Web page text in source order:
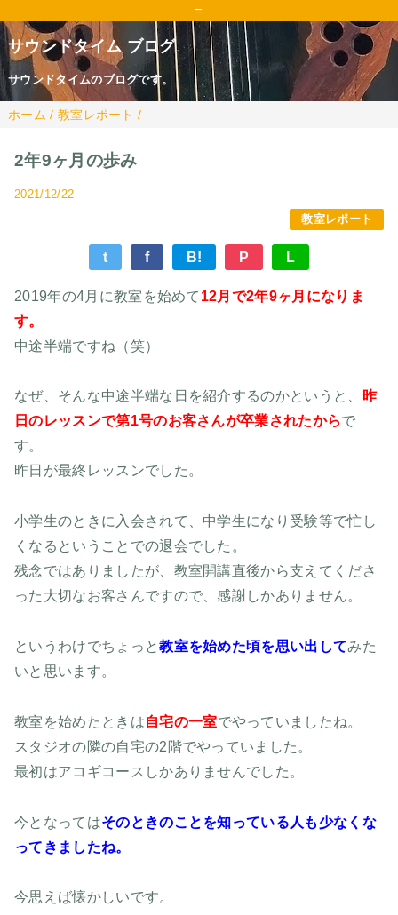
=
サウンドタイム ブログ
サウンドタイムのブログです。
ホーム / 教室レポート /
2年9ヶ月の歩み
2021/12/22
教室レポート
t f B! P L
2019年の4月に教室を始めて 12月で2年9ヶ月になりま
す。
中途半端ですね（笑）
なぜ、そんな中途半端な日を紹介するのかというと、 昨
日のレッスンで第1号のお客さんが卒業されたからで
す。
昨日が最終レッスンでした。
小学生のときに入会されて、中学生になり受験等で忙し
くなるということでの退会でした。
残念ではありましたが、教室開講直後から支えてくださ
った大切なお客さんですので、感謝しかありません。
というわけでちょっと教室を始めた頃を思い出してみた
いと思います。
教室を始めたときは自宅の一室でやっていましたね。
スタジオの隣の自宅の2階でやっていました。
最初はアコギコースしかありませんでした。
今となってはそのときのことを知っている人も少なくな
ってきましたね。
今思えば懐かしいです。